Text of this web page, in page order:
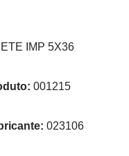
IMP 5X36
001215
023106